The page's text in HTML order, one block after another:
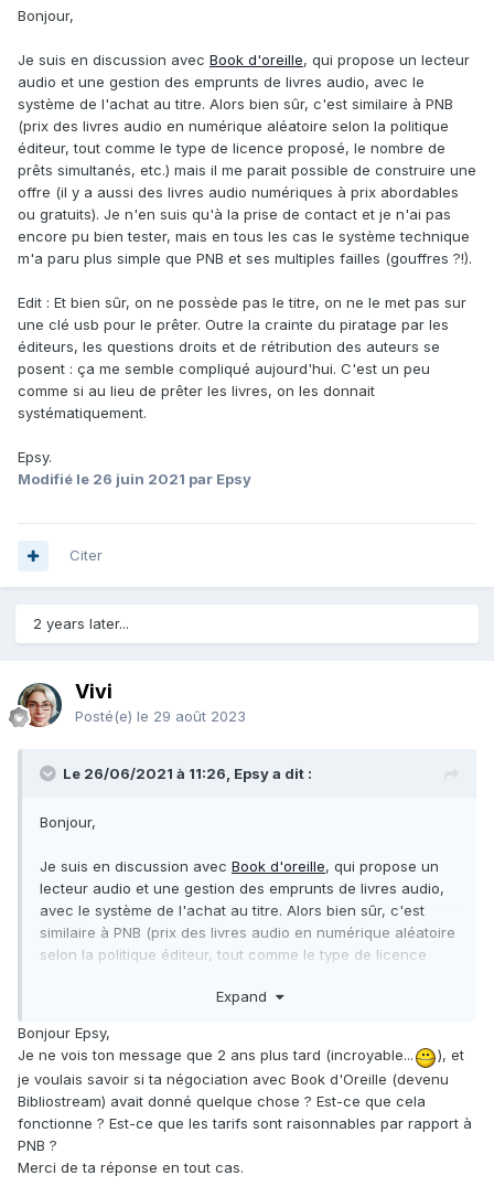
Bonjour,
Je suis en discussion avec Book d'oreille, qui propose un lecteur
audio et une gestion des emprunts de livres audio, avec le
système de l'achat au titre. Alors bien sûr, c'est similaire à PNB
(prix des livres audio en numérique aléatoire selon la politique
éditeur, tout comme le type de licence proposé, le nombre de
prêts simultanés, etc.) mais il me parait possible de construire une
offre (il y a aussi des livres audio numériques à prix abordables
ou gratuits). Je n'en suis qu'à la prise de contact et je n'ai pas
encore pu bien tester, mais en tous les cas le système technique
m'a paru plus simple que PNB et ses multiples failles (gouffres ?!).
Edit : Et bien sûr, on ne possède pas le titre, on ne le met pas sur
une clé usb pour le prêter. Outre la crainte du piratage par les
éditeurs, les questions droits et de rétribution des auteurs se
posent : ça me semble compliqué aujourd'hui. C'est un peu
comme si au lieu de prêter les livres, on les donnait
systématiquement.
Epsy.
Modifié le 26 juin 2021 par Epsy
Citer
2 years later...
Vivi
Posté(e) le 29 août 2023
Le 26/06/2021 à 11:26, Epsy a dit :
Bonjour,
Je suis en discussion avec Book d'oreille, qui propose un
lecteur audio et une gestion des emprunts de livres audio,
avec le système de l'achat au titre. Alors bien sûr, c'est
similaire à PNB (prix des livres audio en numérique aléatoire
selon la politique éditeur, tout comme le type de licence
parait possible de construire une offre (il y a aussi des
n'en suis qu'à la prise de contact et je n'ai pas encore pu
bien tester, mais en tous les cas le système technique m'a
paru plus simple que PNB et ses multiples failles (gouffres
?!).
Edit : Et bien sûr, on ne possède pas le titre, on ne le met
pas sur une clé usb pour le prêter. Outre la crainte du
Expand
Bonjour Epsy,
Je ne vois ton message que 2 ans plus tard (incroyable...
), et
je voulais savoir si ta négociation avec Book d'Oreille (devenu
Bibliostream) avait donné quelque chose ? Est-ce que cela
fonctionne ? Est-ce que les tarifs sont raisonnables par rapport à
PNB ?
Merci de ta réponse en tout cas.